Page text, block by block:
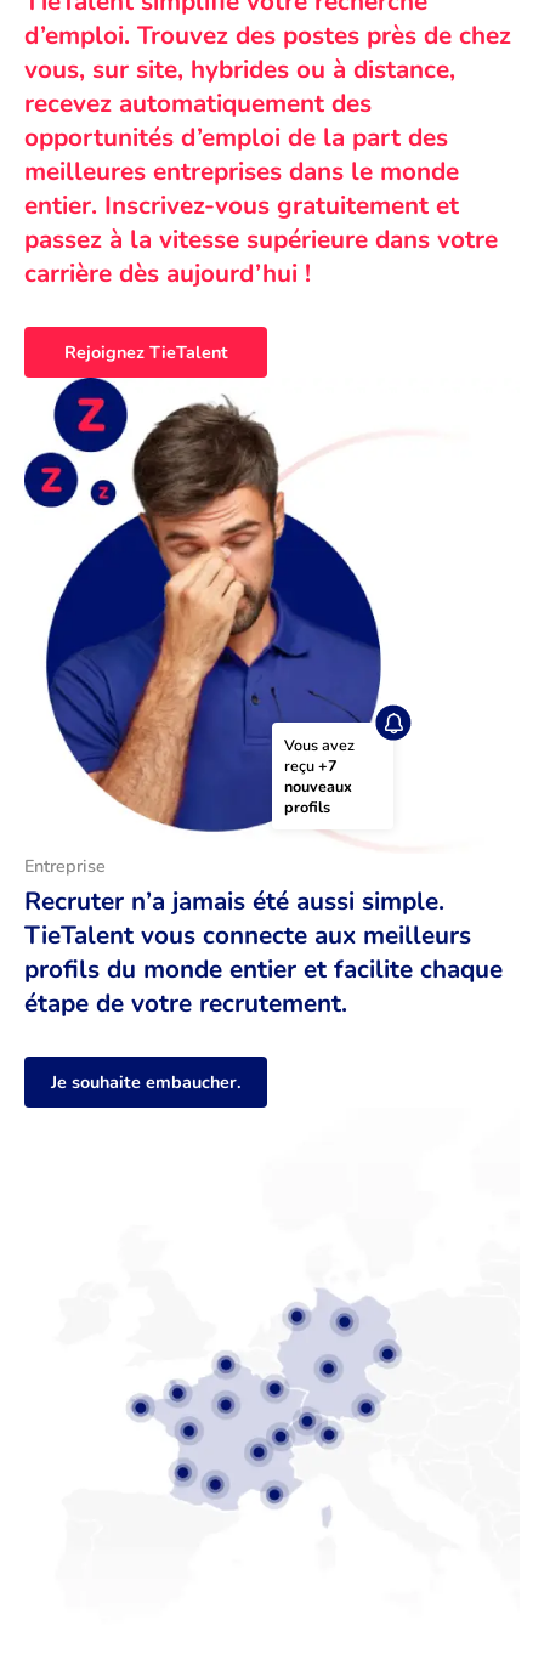
d’emploi. Trouvez des postes près de chez
vous, sur site, hybrides ou à distance,
recevez automatiquement des
opportunités d’emploi de la part des
meilleures entreprises dans le monde
entier. Inscrivez-vous gratuitement et
passez à la vitesse supérieure dans votre
carrière dès aujourd’hui !
Rejoignez TieTalent
Vous avez
reçu +7
nouveaux
profils
Entreprise
Recruter n’a jamais été aussi simple.
TieTalent vous connecte aux meilleurs
profils du monde entier et facilite chaque
étape de votre recrutement.
Je souhaite embaucher.